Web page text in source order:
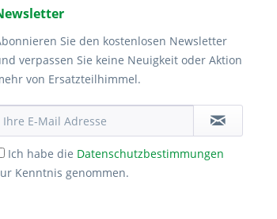
Sie den kostenlosen Newsletter
verpassen Sie keine Neuigkeit oder Aktion
von Ersatzteilhimmel.
Ich habe die Datenschutzbestimmungen
Kenntnis genommen.